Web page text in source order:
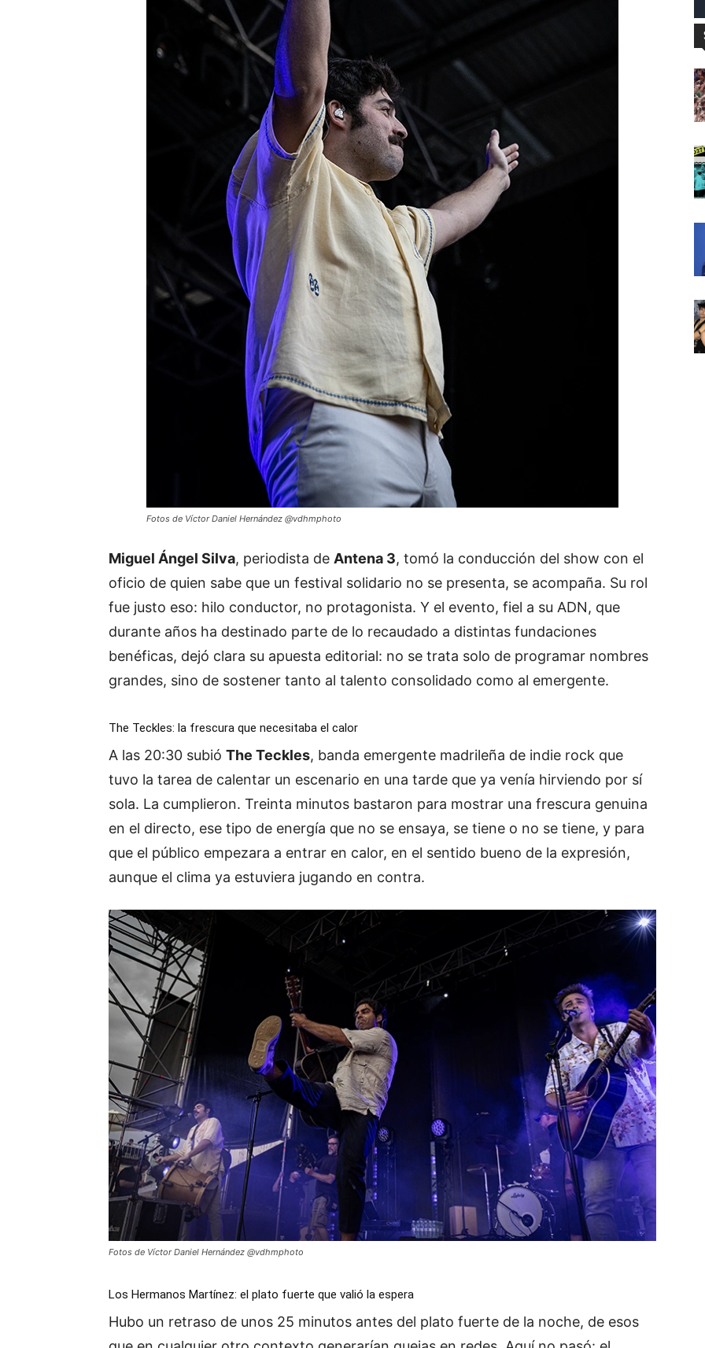
Fotos de Víctor Daniel Hernández @vdhmphoto
Miguel Ángel Silva, periodista de Antena 3, tomó la conducción del show con el
oficio de quien sabe que un festival solidario no se presenta, se acompaña. Su rol
fue justo eso: hilo conductor, no protagonista. Y el evento, fiel a su ADN, que
durante años ha destinado parte de lo recaudado a distintas fundaciones
benéficas, dejó clara su apuesta editorial: no se trata solo de programar nombres
grandes, sino de sostener tanto al talento consolidado como al emergente.
The Teckles: la frescura que necesitaba el calor
A las 20:30 subió The Teckles, banda emergente madrileña de indie rock que
tuvo la tarea de calentar un escenario en una tarde que ya venía hirviendo por sí
sola. La cumplieron. Treinta minutos bastaron para mostrar una frescura genuina
en el directo, ese tipo de energía que no se ensaya, se tiene o no se tiene, y para
que el público empezara a entrar en calor, en el sentido bueno de la expresión,
aunque el clima ya estuviera jugando en contra.
Fotos de Víctor Daniel Hernández @vdhmphoto
Los Hermanos Martínez: el plato fuerte que valió la espera
Hubo un retraso de unos 25 minutos antes del plato fuerte de la noche, de esos